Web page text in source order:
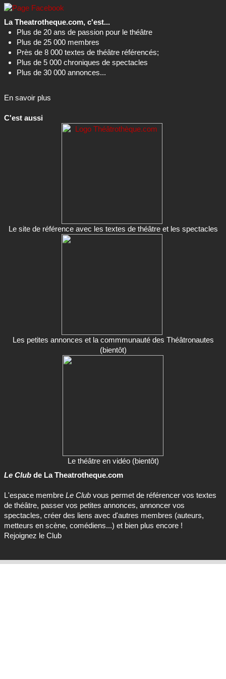
La Theatrotheque.com, c'est...
Plus de 20 ans de passion pour le théâtre
Plus de 25 000 membres
Près de 8 000 textes de théâtre référencés;
Plus de 5 000 chroniques de spectacles
Plus de 30 000 annonces...
En savoir plus
C'est aussi
Le site de référence avec les textes de théâtre et les spectacles
Les petites annonces et la commmunauté des Théâtronautes
(bientôt)
Le théâtre en vidéo (bientôt)
Le Club de La Theatrotheque.com
L'espace membre Le Club vous permet de référencer vos textes
de théâtre, passer vos petites annonces, annoncer vos
spectacles, créer des liens avec d'autres membres (auteurs,
metteurs en scène, comédiens...) et bien plus encore !
Rejoignez le Club